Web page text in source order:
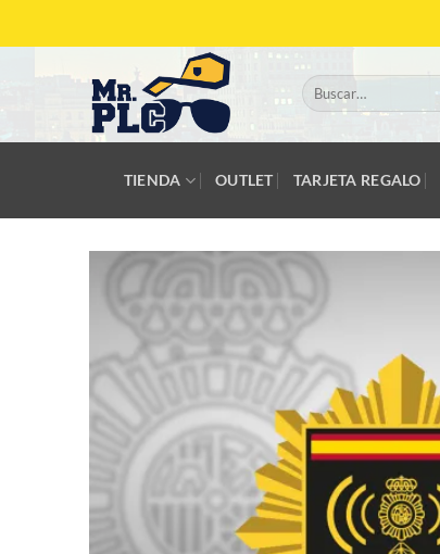
Buscar
por:
TIENDA OUTLET TARJETA REGALO